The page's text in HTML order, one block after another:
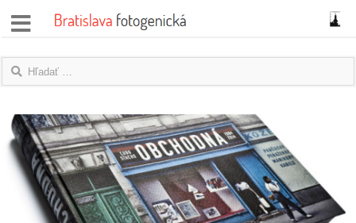
správy
názory
|
blogy
rozhovory